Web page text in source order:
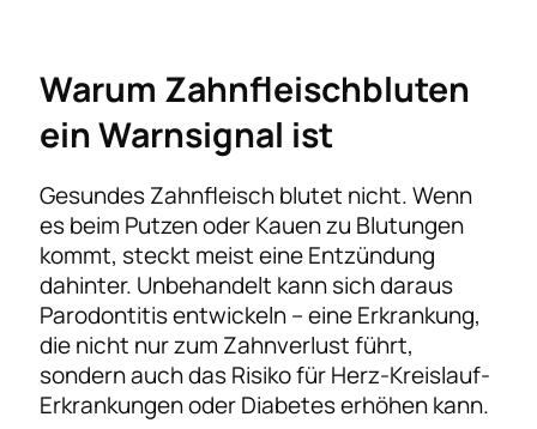
Warum Zahnfleischbluten
ein Warnsignal ist
Gesundes Zahnfleisch blutet nicht. Wenn
es beim Putzen oder Kauen zu Blutungen
kommt, steckt meist eine Entzündung
dahinter. Unbehandelt kann sich daraus
Parodontitis entwickeln – eine Erkrankung,
die nicht nur zum Zahnverlust führt,
sondern auch das Risiko für Herz-Kreislauf-
Erkrankungen oder Diabetes erhöhen kann.